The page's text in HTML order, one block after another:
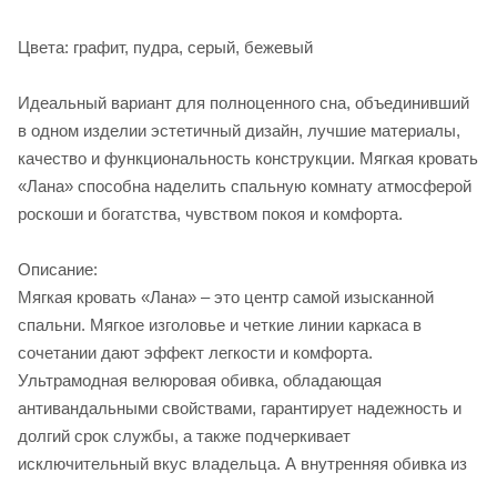
Цвета: графит, пудра, серый, бежевый
Идеальный вариант для полноценного сна, объединивший
в одном изделии эстетичный дизайн, лучшие материалы,
качество и функциональность конструкции. Мягкая кровать
«Лана» способна наделить спальную комнату атмосферой
роскоши и богатства, чувством покоя и комфорта.
Описание:
Мягкая кровать «Лана» – это центр самой изысканной
спальни. Мягкое изголовье и четкие линии каркаса в
сочетании дают эффект легкости и комфорта.
Ультрамодная велюровая обивка, обладающая
антивандальными свойствами, гарантирует надежность и
долгий срок службы, а также подчеркивает
исключительный вкус владельца. А внутренняя обивка из